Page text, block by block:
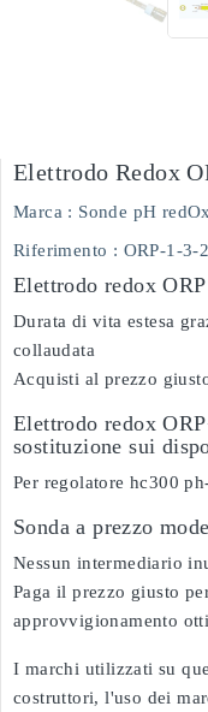
Elettrodo Redox
Marca : Sonde pH redOx
Riferimento : ORP-1-3-
Elettrodo redox
Durata di vita estesa
collaudata
Acquisti al prezzo
Elettrodo redox
sostituzione sui
Per regolatore hc300
Sonda a prezzo
Nessun intermediario
Paga il prezzo giusto
approvvigionamento
I marchi utilizzati su
costruttori, l'uso dei